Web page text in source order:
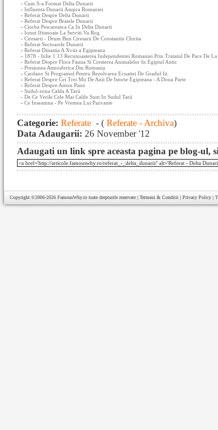
- Cum S-a Format Delta Dunarii
- Influenta Dunarii Asupra Romaniei
- Referat Despre Delta Dunarii
- Referat Despre Bratele Dunarii
- Ciorba Pescareasca Ca In Delta Dunarii
- Ionut Iftimoaie La Serviti Va Rog
- Ciresarii - Drum Bun Ciresarii De Constantin Chirita
- Referat Sectoarele Dunarii
- Referat Dinastia A Xviii-a Egipteana
- 1878 - Iulie 1 13 Recunoasterea Independentei Romaniei Prin Tratatul De Pace De
- Referat Despre Flora Fauna Si Cresterea Animalelor In Egiptul Antic
- Presiunea Atmosferica Din Romania
- Cardano Si Programul Pentru Rezolvarea Ecuatiei De Gradul Iii
- Referat Despre Cei Trei Mii De Anii De Istorie Egipteana - A Doua Parte
- Referat Despre Anton Pann
- Sudul-zona Calda A Tarii
- De Ce Verile Cele Mai Calde Sunt In Sudul Tarii
- Ce Inseamna - Pe Vremea Lui Pazvante
Categorie: Referate - ( Referate - Archiva)
Data Adaugarii: 26 November '12
Adaugati un link spre aceasta pagina pe blog-ul,
Copyright ©2006-2026 FamousWhy.ro toate drepturile rezervate | Termeni & Conditii | Privacy Policy |